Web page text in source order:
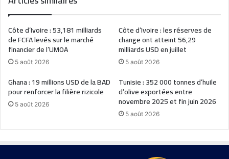
Côte d’Ivoire : 53,181 milliards
de FCFA levés sur le marché
financier de l’UMOA
5 août 2026
Côte d’Ivoire : les réserves de
change ont atteint 56,29
milliards USD en juillet
5 août 2026
Ghana : 19 millions USD de la BAD
pour renforcer la filière rizicole
5 août 2026
Tunisie : 352 000 tonnes d’huile
d’olive exportées entre
novembre 2025 et fin juin 2026
5 août 2026